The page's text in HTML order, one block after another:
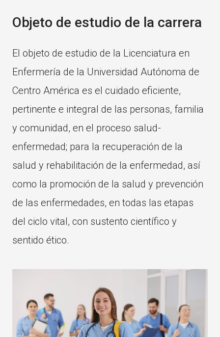
Objeto de estudio de la carrera
El objeto de estudio de la Licenciatura en
Enfermería de la Universidad Autónoma de
Centro América es el cuidado eficiente,
pertinente e integral de las personas, familia
y comunidad, en el proceso salud-
enfermedad; para la recuperación de la
salud y rehabilitación de la enfermedad, así
como la promoción de la salud y prevención
de las enfermedades, en todas las etapas
del ciclo vital, con sustento científico y
sentido ético.